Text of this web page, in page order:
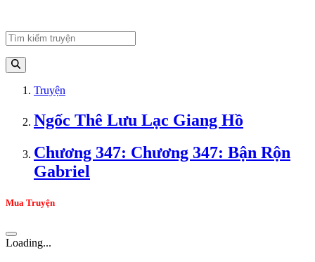
Truyện
Ngốc Thê Lưu Lạc Giang Hồ
Chương 347: Chương 347: Bận Rộn
Gabriel
Mua Truyện
Loading...